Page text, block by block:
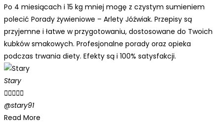
Po 4 miesiącach i 15 kg mniej mogę z czystym sumieniem
polecić Porady żywieniowe – Arlety Jóźwiak. Przepisy są
przyjemne i łatwe w przygotowaniu, dostosowane do Twoich
kubków smakowych. Profesjonalne porady oraz opieka
podczas trwania diety. Efekty są i 100% satysfakcji.
Stary

@stary91
Read More